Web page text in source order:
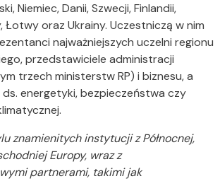
Niemiec, Danii, Szwecji, Finlandii,
Łotwy oraz Ukrainy. Uczestniczą w nim
najważniejszych uczelni regionu
przedstawiciele administracji
trzech ministerstw RP) i biznesu, a
energetyki, bezpieczeństwa czy
znamienitych instytucji z Północnej,
Europy, wraz z
partnerami, takimi jak